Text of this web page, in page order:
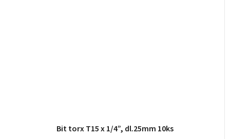
Bit torx T15 x 1/4”, dl.25mm 10ks